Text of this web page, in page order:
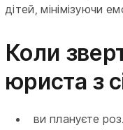
дітей, мінімізуючи
Коли
юриста з
ви плануєте